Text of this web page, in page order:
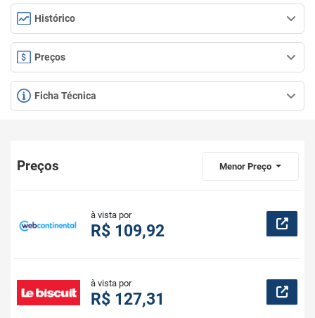
Histórico
Preços
Ficha Técnica
Preços Menor Preço
à vista por
R$ 109,92
à vista por
R$ 127,31